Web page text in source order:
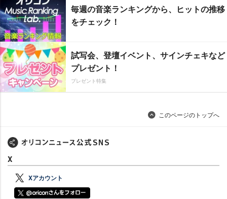
毎週の音楽ランキングから、ヒットの推移
をチェック！
試写会、登壇イベント、サインチェキなど
プレゼント！
プレゼント特集
このページのトップへ
X
Xアカウント